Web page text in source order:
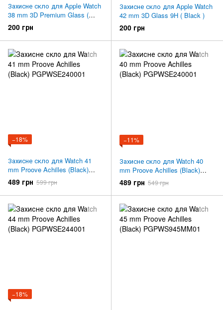
Захисне скло для Apple Watch
38 mm 3D Premium Glass (
Black )
200 грн
Захисне скло для Apple Watch
42 mm 3D Glass 9H ( Black )
200 грн
−18%
Захисне скло для Watch 41
mm Proove Achilles (Black)
PGPWSE240001
489 грн 599 грн
−11%
Захисне скло для Watch 40
mm Proove Achilles (Black)
PGPWSE240001
489 грн 549 грн
−18%